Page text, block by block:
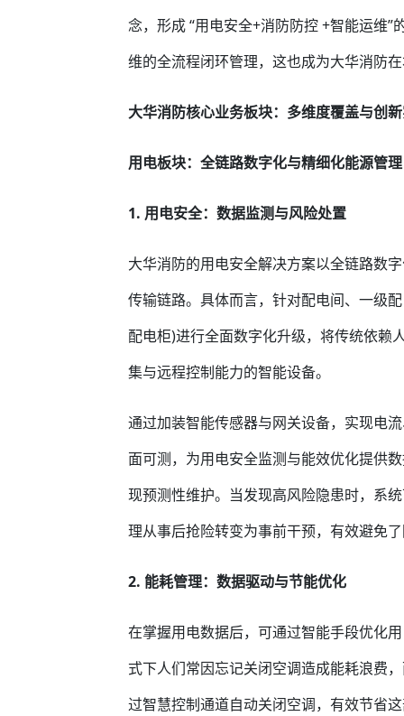
念，形成 “用电安全+消防防控 +智能运维
维的全流程闭环管理，这也成为大华消防
大华消防核心业务板块： 多维度覆盖与创
用电板块：全链路数字化与精细化能源管理
1. 用电安全：数据监测与风险处置
大华消防的用电安全解决方案以全链路数
传输链路。具体而言，针对配电间、一级
配电柜)进行全面数字化升级，将传统依赖
集与远程控制能力的智能设备。
通过加装智能传感器与网关设备，实现电
面可测，为用电安全监测与能效优化提供
现预测性维护。当发现高风险隐患时，系
理从事后抢险转变为事前干预，有效避免
2. 能耗管理：数据驱动与节能优化
在掌握用电数据后，可通过智能手段优化
式下人们常因忘记关闭空调造成能耗浪费
过智慧控制通道自动关闭空调，有效节省